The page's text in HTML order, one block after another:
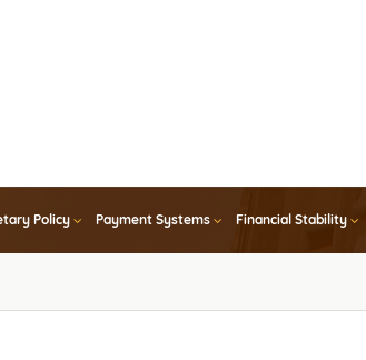
Policy Payment Systems Financial Stability